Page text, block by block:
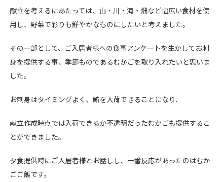
献立を考えるにあたっては、山・川・海・畑など幅広い食材を使
用し、野菜で彩りも鮮やかなものにしたいと考えました。
その一部として、ご入居者様への食事アンケートを生かしてお刺
身を提供する事、季節ものであるむかごを取り入れたいと思いま
した。
お刺身はタイミングよく、鮪を入荷できることになり、
献立作成時点では入荷できるか不透明だったむかごも提供するこ
とができました。
夕食提供時にご入居者様とお話しし、一番反応があったのはむか
ごご飯です。